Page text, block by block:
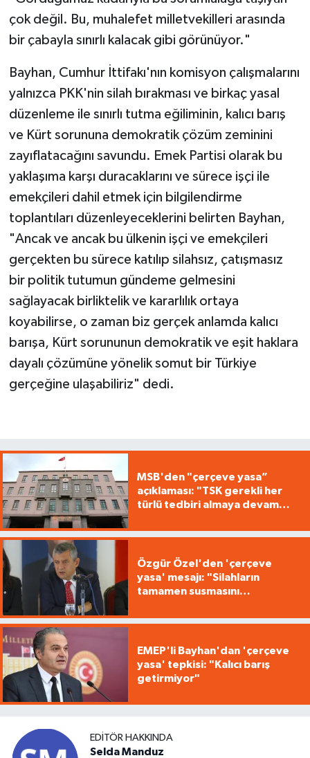
çok değil. Bu, muhalefet milletvekilleri arasında
bir çabayla sınırlı kalacak gibi görünüyor."
Bayhan, Cumhur İttifakı'nın komisyon çalışmalarını
yalnızca PKK'nin silah bırakması ve birkaç yasal
düzenleme ile sınırlı tutma eğiliminin, kalıcı barış
ve Kürt sorununa demokratik çözüm zeminini
zayıflatacağını savundu. Emek Partisi olarak bu
yaklaşıma karşı duracaklarını ve sürece işçi ile
emekçileri dahil etmek için bilgilendirme
toplantıları düzenleyeceklerini belirten Bayhan,
"Ancak ve ancak bu ülkenin işçi ve emekçileri
gerçekten bu sürece katılıp silahsız, çatışmasız
bir politik tutumun gündeme gelmesini
sağlayacak birliktelik ve kararlılık ortaya
koyabilirse, o zaman biz gerçek anlamda kalıcı
barışa, Kürt sorununun demokratik ve eşit haklara
dayalı çözümüne yönelik somut bir Türkiye
gerçeğine ulaşabiliriz" dedi.
MSB'den "çerçeve yasa”
açıklaması: "TSK gerekli her
türlü tedbiri almaya devam
Özgür Özel'den 'çerçeve
yasa' mesajı: "Silahların
tamamen susmasını
EMEP'li Bayhan'dan 'çerçeve
yasa' tepkisi: "Kalıcı barış
getirmiyor"
EDITÖR HAKKINDA
Selda Manduz